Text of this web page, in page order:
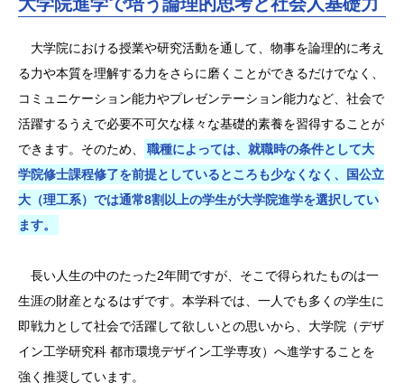
大学院における授業や研究活動を通して、物事を論理的に考え
る力や本質を理解する力をさらに磨くことができるだけでなく、
コミュニケーション能力やプレゼンテーション能力など、社会で
活躍するうえで必要不可欠な様々な基礎的素養を習得することが
できます。そのため、
職種によっては、就職時の条件として大
学院修士課程修了を前提としているところも少なくなく、国公立
大（理工系）では通常8割以上の学生が大学院進学を選択してい
ます。
長い人生の中のたった2年間ですが、そこで得られたものは一
生涯の財産となるはずです。本学科では、一人でも多くの学生に
即戦力として社会で活躍して欲しいとの思いから、大学院（デザ
イン工学研究科 都市環境デザイン工学専攻）へ進学することを
強く推奨しています。